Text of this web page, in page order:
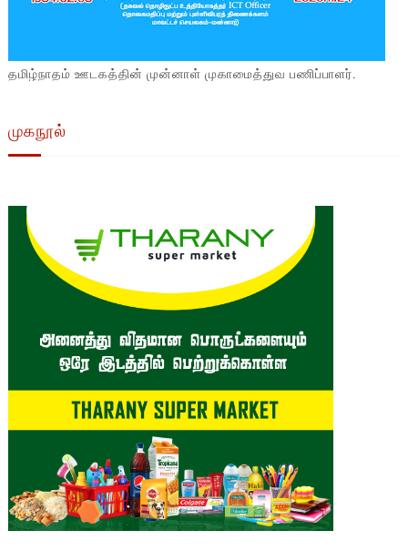
தமிழ்நாதம் ஊடகத்தின் முன்னாள் முகாமைத்துவ பணிப்பாளர்.
முகநூல்